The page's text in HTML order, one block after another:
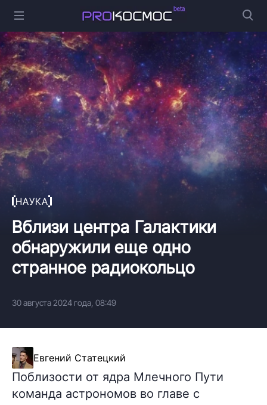
НАУКА
Вблизи центра Галактики
обнаружили еще одно
странное радиокольцо
30 августа 2024 года, 08:49
Евгений Статецкий
Поблизости от ядра Млечного Пути
команда астрономов во главе с